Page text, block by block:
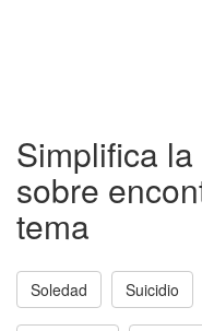
Simplifica
sobre
tema
Soledad Suicidio